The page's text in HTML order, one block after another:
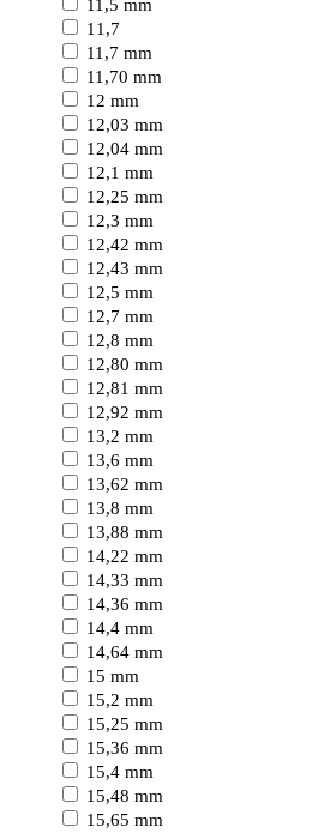
11,5 mm
11,7
11,7 mm
11,70 mm
12 mm
12,03 mm
12,04 mm
12,1 mm
12,25 mm
12,3 mm
12,42 mm
12,43 mm
12,5 mm
12,7 mm
12,8 mm
12,80 mm
12,81 mm
12,92 mm
13,2 mm
13,6 mm
13,62 mm
13,8 mm
13,88 mm
14,22 mm
14,33 mm
14,36 mm
14,4 mm
14,64 mm
15 mm
15,2 mm
15,25 mm
15,36 mm
15,4 mm
15,48 mm
15,65 mm